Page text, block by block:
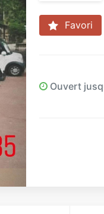
Favori
Ouvert